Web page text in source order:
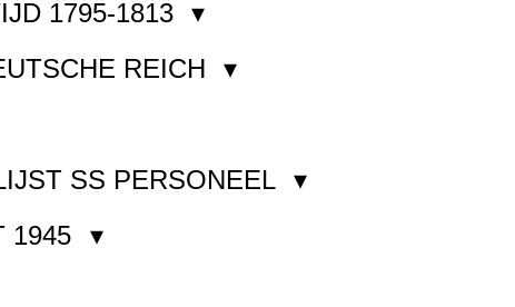
1795-1813
REICH
SS PERSONEEL
1945